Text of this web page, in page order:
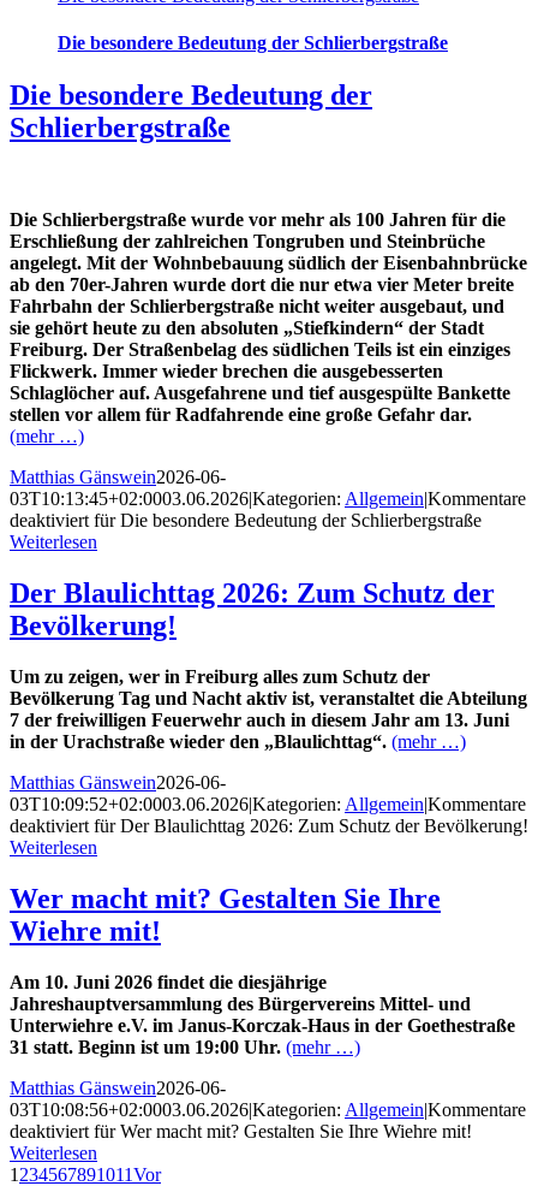
Die besondere Bedeutung der Schlierbergstraße
Die besondere Bedeutung der
Schlierbergstraße
Die Schlierbergstraße wurde vor mehr als 100 Jahren für die
Erschließung der zahlreichen Tongruben und Steinbrüche
angelegt. Mit der Wohnbebauung südlich der Eisenbahnbrücke
ab den 70er-Jahren wurde dort die nur etwa vier Meter breite
Fahrbahn der Schlierbergstraße nicht weiter ausgebaut, und
sie gehört heute zu den absoluten „Stiefkindern“ der Stadt
Freiburg. Der Straßenbelag des südlichen Teils ist ein einziges
Flickwerk. Immer wieder brechen die ausgebesserten
Schlaglöcher auf. Ausgefahrene und tief ausgespülte Bankette
stellen vor allem für Radfahrende eine große Gefahr dar.
(mehr …)
Matthias Gänswein2026-06-
03T10:13:45+02:0003.06.2026|Kategorien: Allgemein|Kommentare
deaktiviert für Die besondere Bedeutung der Schlierbergstraße
Weiterlesen
Der Blaulichttag 2026: Zum Schutz der
Bevölkerung!
Um zu zeigen, wer in Freiburg alles zum Schutz der
Bevölkerung Tag und Nacht aktiv ist, veranstaltet die Abteilung
7 der freiwilligen Feuerwehr auch in diesem Jahr am 13. Juni
in der Urachstraße wieder den „Blaulichttag“. (mehr …)
Matthias Gänswein2026-06-
03T10:09:52+02:0003.06.2026|Kategorien: Allgemein|Kommentare
deaktiviert für Der Blaulichttag 2026: Zum Schutz der Bevölkerung!
Weiterlesen
Wer macht mit? Gestalten Sie Ihre
Wiehre mit!
Am 10. Juni 2026 findet die diesjährige
Jahreshauptversammlung des Bürgervereins Mittel- und
Unterwiehre e.V. im Janus-Korczak-Haus in der Goethestraße
31 statt. Beginn ist um 19:00 Uhr. (mehr …)
Matthias Gänswein2026-06-
03T10:08:56+02:0003.06.2026|Kategorien: Allgemein|Kommentare
deaktiviert für Wer macht mit? Gestalten Sie Ihre Wiehre mit!
Weiterlesen
1 234567891011Vor